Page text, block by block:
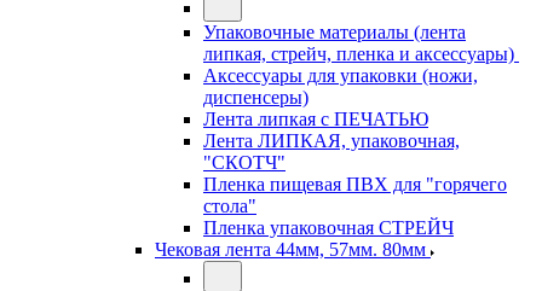
Упаковочные материалы (лента
липкая, стрейч, пленка и аксессуары)
Аксессуары для упаковки (ножи,
диспенсеры)
Лента липкая с ПЕЧАТЬЮ
Лента ЛИПКАЯ, упаковочная,
"СКОТЧ"
Пленка пищевая ПВХ для "горячего
стола"
Пленка упаковочная СТРЕЙЧ
Чековая лента 44мм, 57мм. 80мм